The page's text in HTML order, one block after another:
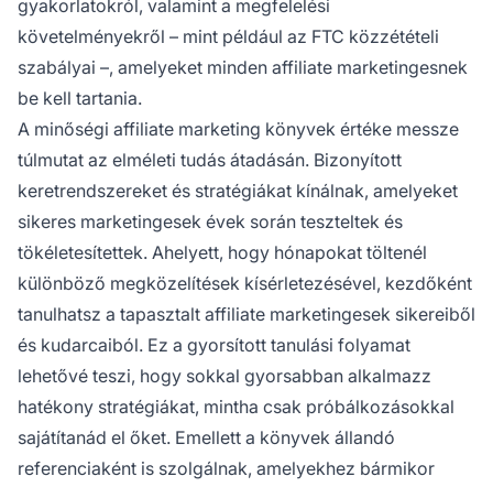
gyakorlatokról, valamint a megfelelési
követelményekről – mint például az FTC közzétételi
szabályai –, amelyeket minden affiliate marketingesnek
be kell tartania.
A minőségi affiliate marketing könyvek értéke messze
túlmutat az elméleti tudás átadásán. Bizonyított
keretrendszereket és stratégiákat kínálnak, amelyeket
sikeres marketingesek évek során teszteltek és
tökéletesítettek. Ahelyett, hogy hónapokat töltenél
különböző megközelítések kísérletezésével, kezdőként
tanulhatsz a tapasztalt affiliate marketingesek sikereiből
és kudarcaiból. Ez a gyorsított tanulási folyamat
lehetővé teszi, hogy sokkal gyorsabban alkalmazz
hatékony stratégiákat, mintha csak próbálkozásokkal
sajátítanád el őket. Emellett a könyvek állandó
referenciaként is szolgálnak, amelyekhez bármikor